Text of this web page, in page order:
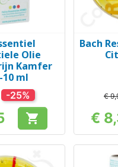
Olie
Kamfer
10 ml
-25%
Prijs 
Bach
€
€